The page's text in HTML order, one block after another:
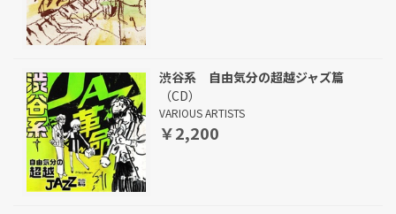
渋谷系 自由気分の超越ジャズ篇
（CD）
VARIOUS ARTISTS
￥2,200